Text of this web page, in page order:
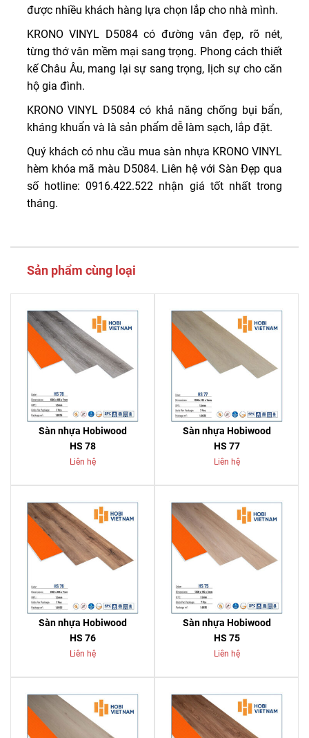
được nhiều khách hàng lựa chọn lắp cho nhà mình.
KRONO VINYL D5084 có đường vân đẹp, rõ nét,
từng thớ vân mềm mại sang trọng. Phong cách thiết
kế Châu Âu, mang lại sự sang trọng, lịch sự cho căn
hộ gia đình.
KRONO VINYL D5084 có khả năng chống bụi bẩn,
kháng khuẩn và là sản phẩm dễ làm sạch, lắp đặt.
Quý khách có nhu cầu mua sàn nhựa KRONO VINYL
hèm khóa mã màu D5084. Liên hệ với Sàn Đẹp qua
số hotline: 0916.422.522 nhận giá tốt nhất trong
tháng.
Sản phẩm cùng loại
Sàn nhựa Hobiwood
HS 78
Liên hệ
Sàn nhựa Hobiwood
HS 77
Liên hệ
Sàn nhựa Hobiwood
HS 76
Liên hệ
Sàn nhựa Hobiwood
HS 75
Liên hệ